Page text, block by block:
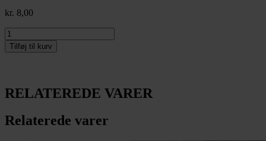
kr. 8,00
Calva
S
antal
Tilføj til kurv
RELATEREDE VARER
Relaterede varer